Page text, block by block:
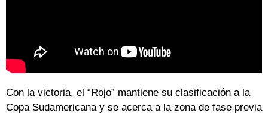
Con la victoria, el “Rojo” mantiene su clasificación a la
Copa Sudamericana y se acerca a la zona de fase previa